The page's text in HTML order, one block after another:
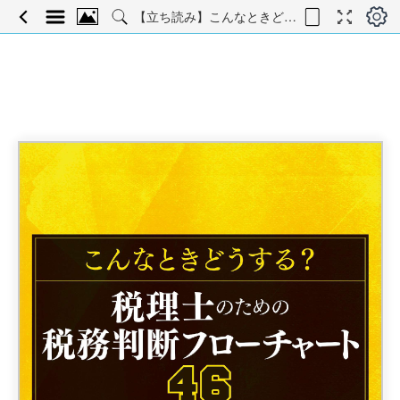
【立ち読み】こんなときどうする？ 税理士のための税務判断フローチャート46